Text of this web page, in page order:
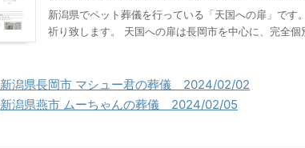
新潟県でペット葬儀を行っている「天国への扉」で
祈り致します。 天国への扉は長岡市を中心に、完全
新潟県長岡市 マシュー君の葬儀 2024/02/02
新潟県燕市 ムーちゃんの葬儀 2024/02/05